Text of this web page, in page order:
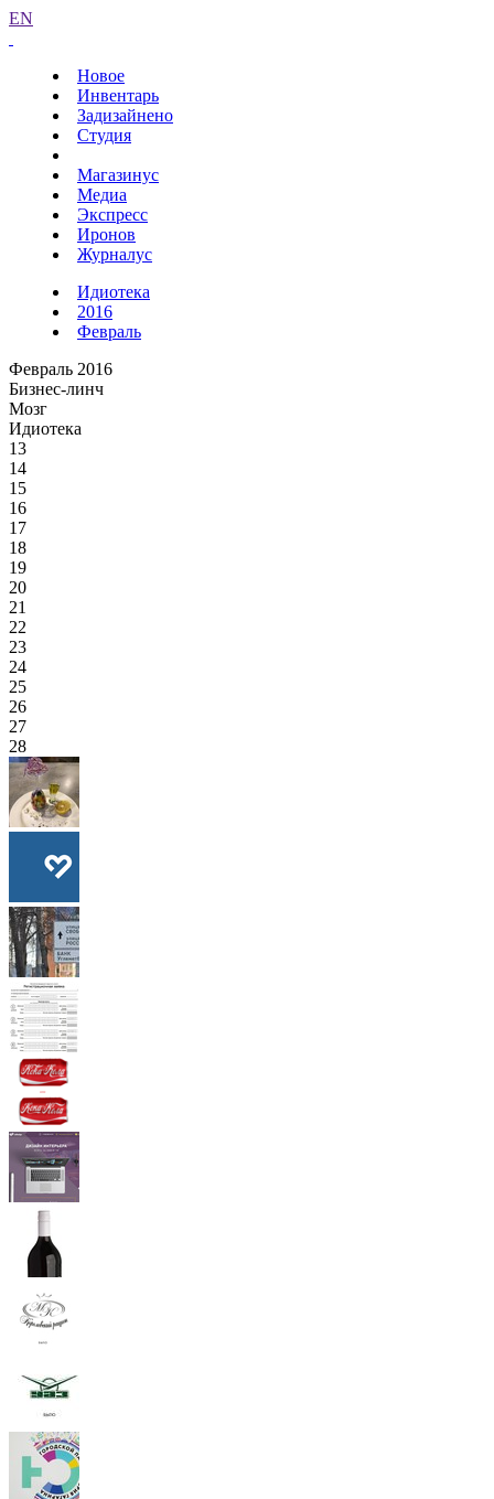
EN
Новое
Инвентарь
Задизайнено
Студия
Магазинус
Медиа
Экспресс
Иронов
Журналус
Идиотека
2016
Февраль
Февраль 2016
Бизнес-линч
Мозг
Идиотека
13
14
15
16
17
18
19
20
21
22
23
24
25
26
27
28